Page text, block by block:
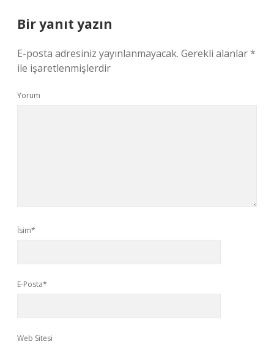
Bir yanıt yazın
E-posta adresiniz yayınlanmayacak. Gerekli alanlar*
ile işaretlenmişlerdir
Yorum
İsim*
E-Posta*
Web Sitesi